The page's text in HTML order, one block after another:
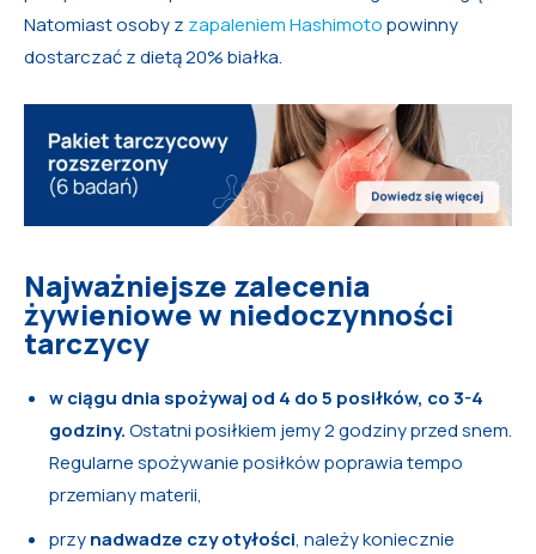
Natomiast osoby z zapaleniem Hashimotopowinny
dostarczać z dietą 20% białka.
Najważniejsze zalecenia
żywieniowe w niedoczynności
tarczycy
w ciągu dnia spożywaj od 4 do 5 posiłków, co 3-4
godziny.Ostatni posiłkiem jemy 2 godziny przed snem.
Regularne spożywanie posiłków poprawia tempo
przemiany materii,
przynadwadze czy otyłości, należy koniecznie